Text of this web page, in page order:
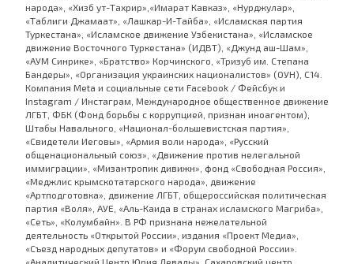
народа», «Хизб ут-Тахрир»,«Имарат Кавказ», «Нурджулар»,
«Таблиги Джамаат», «Лашкар-И-Тайба», «Исламская партия
Туркестана», «Исламское движение Узбекистана», «Исламское
движение Восточного Туркестана» (ИДВТ), «Джунд аш-Шам»,
«АУМ Синрике», «Братство» Корчинского, «Тризуб им. Степана
Бандеры», «Организация украинских националистов» (ОУН), С14.
Компания Meta и социальные сети Facebook / Фейсбук и
Instagram / Инстаграм, Международное общественное движение
ЛГБТ, ФБК (Фонд борьбы с коррупцией, признан иноагентом),
Штабы Навального, «Национал-большевистская партия»,
«Свидетели Иеговы», «Армия воли народа», «Русский
общенациональный союз», «Движение против нелегальной
иммиграции», «Мизантропик дивижн», фонд «Свободная Россия»,
«Меджлис крымскотатарского народа», движение
«Артподготовка», движение ЛГБТ, общероссийская политическая
партия «Воля», АУЕ, «Аль-Каида в странах исламского Магриба»,
«Сеть», «Колумбайн». В РФ признана нежелательной
деятельность «Открытой России», издания «Проект Медиа»,
«Съезд народных депутатов» и «Форум свободной России».
«Аналитический Центр Юрия Левады», Сахаровский центр.